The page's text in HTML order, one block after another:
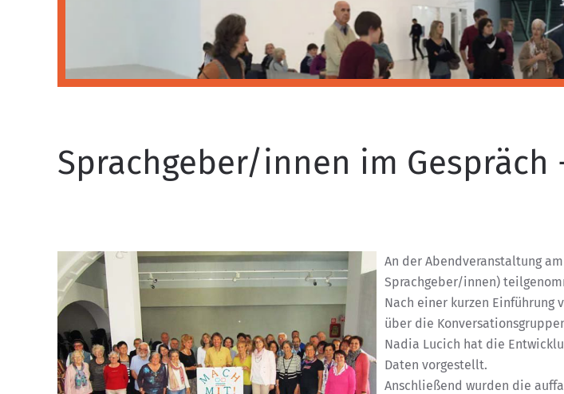
Sprachgeber/innen im Gespräch
An der Abendveranstaltung
Sprachgeber/innen)
Nach einer kurzen Einführung
über die
Nadia Lucich hat die
Daten vorgestellt.
Anschließend wurden die